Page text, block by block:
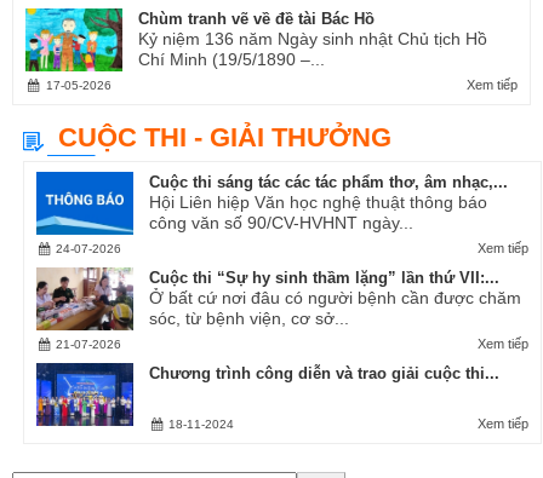
Chùm tranh vẽ về đề tài Bác Hồ
Kỷ niệm 136 năm Ngày sinh nhật Chủ tịch Hồ
Chí Minh (19/5/1890 –...
Xem tiếp
17-05-2026
CUỘC THI - GIẢI THƯỞNG
Cuộc thi sáng tác các tác phẩm thơ, âm nhạc,...
Hội Liên hiệp Văn học nghệ thuật thông báo
công văn số 90/CV-HVHNT ngày...
Xem tiếp
24-07-2026
Cuộc thi “Sự hy sinh thầm lặng” lần thứ VII:...
Ở bất cứ nơi đâu có người bệnh cần được chăm
sóc, từ bệnh viện, cơ sở...
Xem tiếp
21-07-2026
Chương trình công diễn và trao giải cuộc thi...
Xem tiếp
18-11-2024